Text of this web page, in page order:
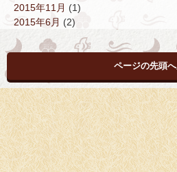
2015年11月 (1)
2015年6月 (2)
ページの先頭